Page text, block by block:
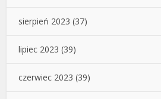
sierpień 2023 (37)
lipiec 2023 (39)
czerwiec 2023 (39)